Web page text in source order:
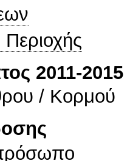
Περιοχής
2011-2015
/ Κορμού